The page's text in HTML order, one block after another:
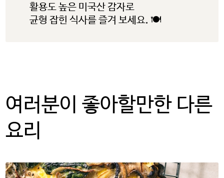
합니다. 이 외부링크는 제3자
계속하려면 ‘확인’을 클릭하고,
사용 중인 potatoesusa-
활용도 높은 미국산 감자로
균형 잡힌 식사를 즐겨 보세요. 🍽
여러분이 좋아할만한 다른
요리